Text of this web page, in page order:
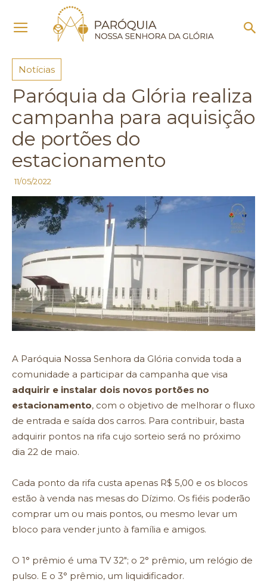
Notícias
Notícias
Paróquia da Glória realiza
campanha para aquisição
de portões do
estacionamento
11/05/2022
A Paróquia Nossa Senhora da Glória convida toda a
comunidade a participar da campanha que visa
adquirir e instalar dois novos portões no
estacionamento, com o objetivo de melhorar o fluxo
de entrada e saída dos carros. Para contribuir, basta
adquirir pontos na rifa cujo sorteio será no próximo
dia 22 de maio.
Cada ponto da rifa custa apenas R$ 5,00 e os blocos
estão à venda nas mesas do Dízimo. Os fiéis poderão
comprar um ou mais pontos, ou mesmo levar um
bloco para vender junto à família e amigos.
O 1° prêmio é uma TV 32″; o 2° prêmio, um relógio de
pulso. E o 3° prêmio, um liquidificador.